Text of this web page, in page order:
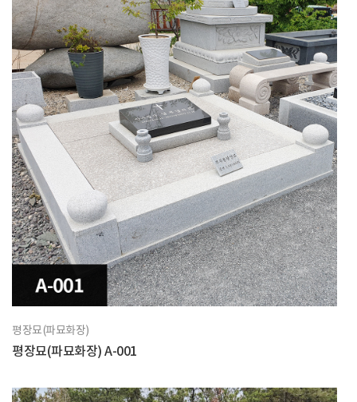
평장묘(파묘화장)
평장묘(파묘화장) A-001